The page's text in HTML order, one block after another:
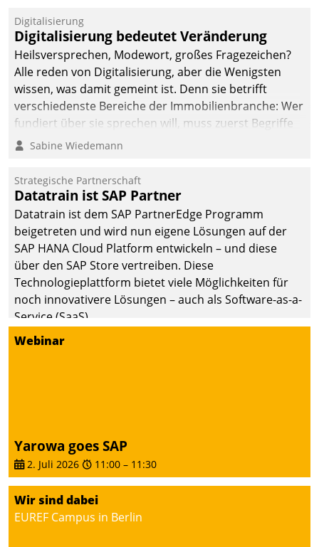
Digitalisierung
Digitalisierung bedeutet Veränderung
Heilsversprechen, Modewort, großes Fragezeichen?
Alle reden von Digitalisierung, aber die Wenigsten
wissen, was damit gemeint ist. Denn sie betrifft
verschiedenste Bereiche der Immobilienbranche: Wer
fundiert über sie sprechen will, muss zuerst Begriffe
klären. Ein Aspekt ist die betriebliche Optimierung:
Einsparungen durch optimierte und automatisierte
Prozesse. Doch man darf nicht zu viel erwarten: Allein
mit der Einführung einer neuen Software ist es nicht
getan. Die Digitalisierung erfordert von Unternehmen
die Bereitschaft, sich zu überprüfen, zu hinterfragen
und zu verändern.
Sabine Wiedemann
Strategische Partnerschaft
Datatrain ist SAP Partner
Datatrain ist dem SAP PartnerEdge Programm
beigetreten und wird nun eigene Lösungen auf der
SAP HANA Cloud Platform entwickeln – und diese
über den SAP Store vertreiben. Diese
Technologieplattform bietet viele Möglichkeiten für
noch innovativere Lösungen – auch als Software-as-a-
Service (SaaS).
Webinar
Yarowa goes SAP
2. Juli 2026 11:00 – 11:30
Wir sind dabei
EUREF Campus in Berlin